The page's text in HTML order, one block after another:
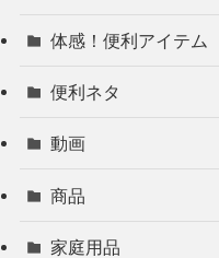
体感！便利アイテム
便利ネタ
動画
商品
家庭用品